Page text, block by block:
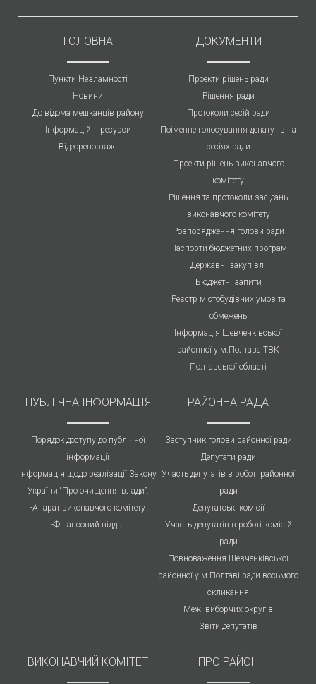
ГОЛОВНА
Пункти Незламності
Новини
До відома мешканців району
Інформаційні ресурси
Відеорепортажі
ДОКУМЕНТИ
Проекти рішень ради
Рішення ради
Протоколи cесій ради
Поіменне голосування депатутів на
сесіях ради
Проекти рішень виконавчого
комітету
Рішення та протоколи засідань
виконавчого комітету
Розпорядження голови ради
Паспорти бюджетних програм
Державні закупівлі
Бюджетні запити
Реєстр містобудівних умов та
обмежень
Інформація Шевченківської
районної у м.Полтава ТВК
Полтавської області
ПУБЛIЧНА IНФОРМАЦІЯ
Порядок доступу до публічної
інформації
Інформація щодо реалізації Закону
України “Про очищення влади”:
-Апарат виконавчого комітету
-Фінансовий відділ
РАЙОННА РАДА
Заступник голови районної ради
Депутати ради
Участь депутатів в роботі районної
ради
Депутатські комісії
Участь депутатів в роботі комісій
ради
Повноваження Шевченківської
районної у м.Полтаві ради восьмого
скликання
Межі виборчих округів
Звіти депутатів
ВИКОНАВЧИЙ КОМІТЕТ ПРО РАЙОН